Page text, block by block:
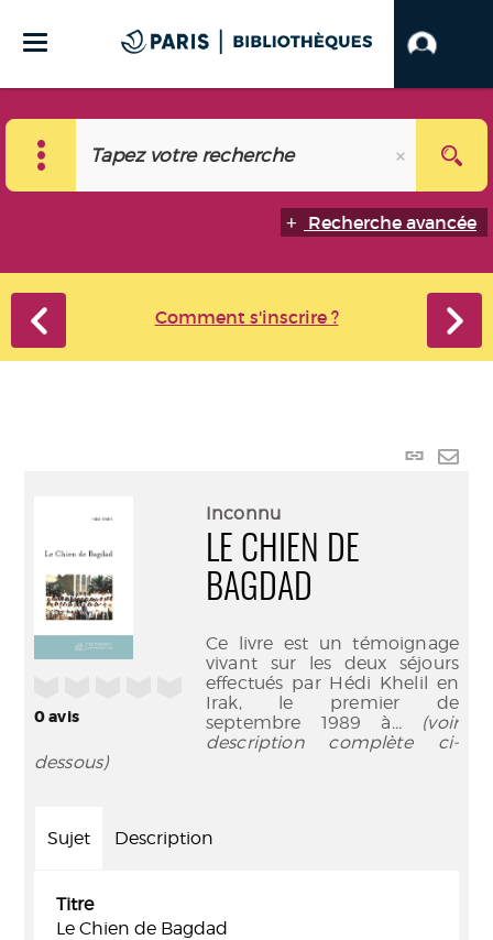
Recherche avancée
Comment s'inscrire ?
Lien
0avis
Inconnu
LE CHIEN DE
BAGDAD
Ce livre est un témoignage
vivant sur les deux séjours
effectués par Hédi Khelil en
Irak, le premier de
septembre 1989 à... (voir
description complète ci-
dessous)
Sujet Description
Titre
Le Chien de Bagdad